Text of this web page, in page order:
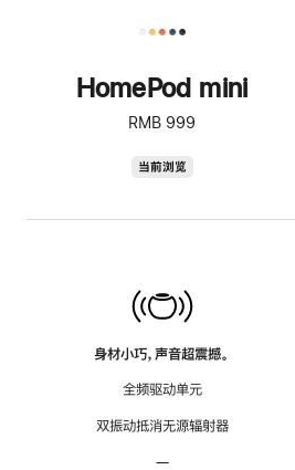
HomePod mini
RMB 999
当前浏览
身材小巧，声音超震撼。
全频驱动单元
双振动抵消无源辐射器
—